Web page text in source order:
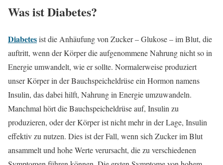
Was ist Diabetes?
Diabetesist die Anhäufung von Zucker – Glukose – im Blut, die
auftritt, wenn der Körper die aufgenommene Nahrung nicht so in
Energie umwandelt, wie er sollte. Normalerweise produziert
unser Körper in der Bauchspeicheldrüse ein Hormon namens
Insulin, das dabei hilft, Nahrung in Energie umzuwandeln.
Manchmal hört die Bauchspeicheldrüse auf, Insulin zu
produzieren, oder der Körper ist nicht mehr in der Lage, Insulin
effektiv zu nutzen. Dies ist der Fall, wenn sich Zucker im Blut
ansammelt und hohe Werte verursacht, die zu verschiedenen